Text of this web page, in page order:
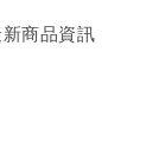
商品資訊